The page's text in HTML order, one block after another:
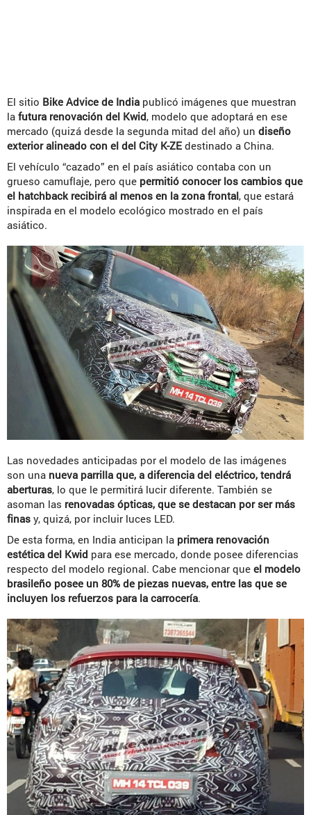
El sitio Bike Advice de India publicó imágenes que muestran
la futura renovación del Kwid, modelo que adoptará en ese
mercado (quizá desde la segunda mitad del año) un diseño
exterior alineado con el del City K-ZE destinado a China.
El vehículo “cazado” en el país asiático contaba con un
grueso camuflaje, pero que permitió conocer los cambios que
el hatchback recibirá al menos en la zona frontal, que estará
inspirada en el modelo ecológico mostrado en el país
asiático.
Las novedades anticipadas por el modelo de las imágenes
son una nueva parrilla que, a diferencia del eléctrico, tendrá
aberturas, lo que le permitirá lucir diferente. También se
asoman las renovadas ópticas, que se destacan por ser más
finas y, quizá, por incluir luces LED.
De esta forma, en India anticipan la primera renovación
estética del Kwid para ese mercado, donde posee diferencias
respecto del modelo regional. Cabe mencionar que el modelo
brasileño posee un 80% de piezas nuevas, entre las que se
incluyen los refuerzos para la carrocería.